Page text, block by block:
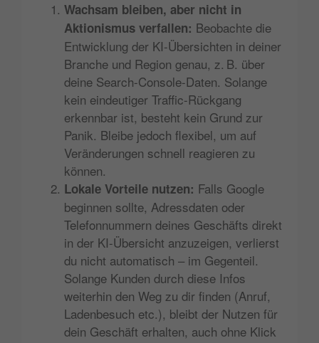
Wachsam bleiben, aber nicht in
Aktionismus verfallen: Beobachte die
Entwicklung der KI-Übersichten in deiner
Branche und Region genau, z. B. über
deine Search-Console-Daten. Solange
kein eindeutiger Traffic-Rückgang
erkennbar ist, besteht kein Grund zur
Panik. Bleibe jedoch flexibel, um auf
Veränderungen schnell reagieren zu
können.
Lokale Vorteile nutzen: Falls Google
begin­nen sollte, Adress­daten oder
Telefon­nummern deines Geschäfts direkt
in der KI-Übersicht anzuzeigen, verlierst
du nicht automatisch – im Gegenteil.
Solange Kunden durch diese Infos
weiterhin den Weg zu dir finden (Anruf,
Ladenbesuch etc.), bleibt der Nutzen für
dein Geschäft erhalten, auch ohne Klick